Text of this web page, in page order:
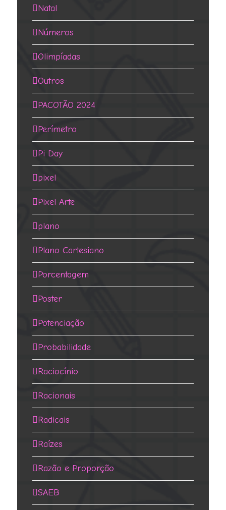
Natal
Números
Olimpíadas
Outros
PACOTÃO 2024
Perímetro
Pi Day
pixel
Pixel Arte
plano
Plano Cartesiano
Porcentagem
Poster
Potenciação
Probabilidade
Raciocínio
Racionais
Radicais
Raízes
Razão e Proporção
SAEB